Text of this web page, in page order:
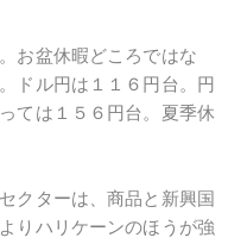
お盆休暇どころではな
ドル円は１１６円台。円
ては１５６円台。夏季休
クターは、商品と新興国
りハリケーンのほうが強